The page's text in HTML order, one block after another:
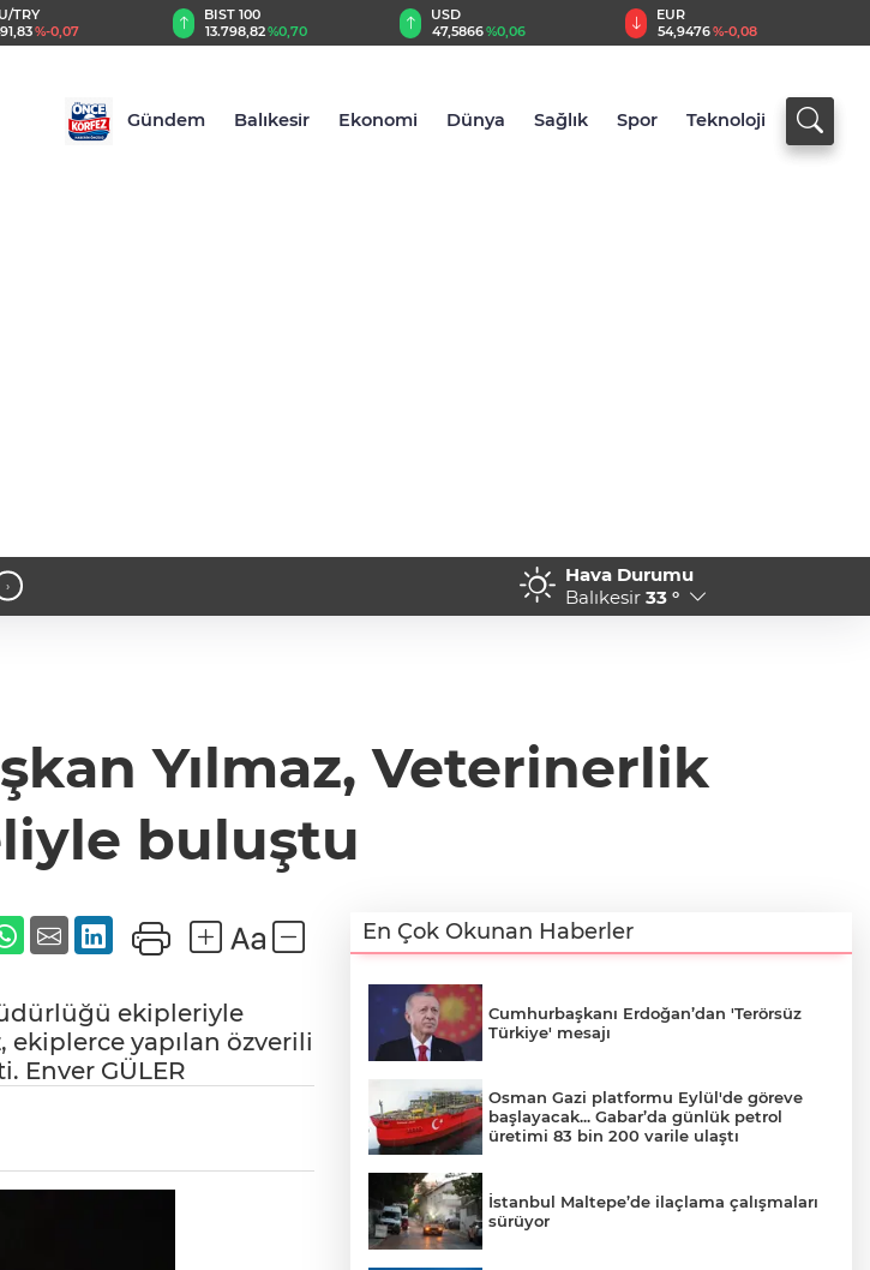
100
%0,70
USD
47,5866%0,06
EUR
54,9476 %-0,08
GBP
64,1651%0,17
Gündem Balıkesir Ekonomi Dünya Sağlık Spor Teknoloji
18:49 - 6 yıl önceki kaçak avın failleri tespit edildi! 5 yaban keçisi için 18:33 - Balıkesir'de
›
Hava Durumu
Balıkesir 33 °
Yılmaz, Veterinerlik
buluştu
ekipleriyle
yapılan özverili
Enver GÜLER
En Çok Okunan Haberler
Cumhurbaşkanı Erdoğan’dan 'Terörsüz
Türkiye' mesajı
Osman Gazi platformu Eylül'de göreve
başlayacak... Gabar’da günlük petrol
üretimi 83 bin 200 varile ulaştı
İstanbul Maltepe’de ilaçlama çalışmaları
sürüyor